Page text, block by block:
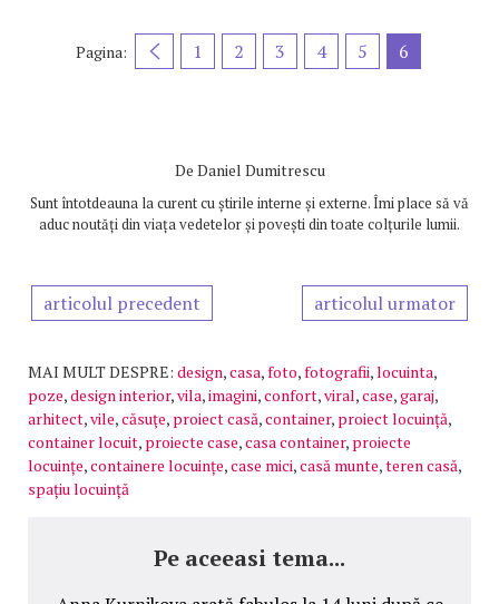
Pagina: 1 2 3 4 5 6
De Daniel Dumitrescu
Sunt întotdeauna la curent cu știrile interne și externe. Îmi place să vă
aduc noutăți din viața vedetelor și povești din toate colțurile lumii.
articolul precedent articolul urmator
MAI MULT DESPRE: design,casa,foto,fotografii,locuinta,
poze,design interior,vila,imagini,confort,viral,case,garaj,
arhitect,vile,căsuţe, proiect casă,container, proiect locuință,
container locuit, proiecte case,casa container, proiecte
locuințe,containere locuințe,case mici,casă munte,teren casă,
spațiu locuință
Pe aceeasi tema...